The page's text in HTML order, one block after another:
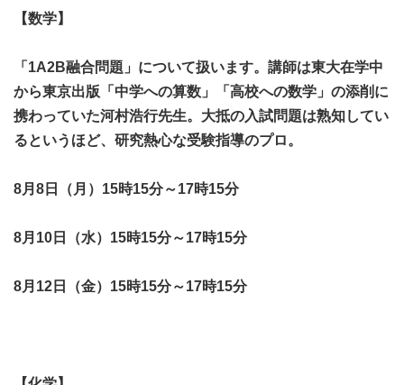
【数学】
「1A2B融合問題」について扱います。講師は東大在学中
から東京出版「中学への算数」「高校への数学」の添削に
携わっていた河村浩行先生。大抵の入試問題は熟知してい
るというほど、研究熱心な受験指導のプロ。
8月8日（月）15時15分～17時15分
8月10日（水）15時15分～17時15分
8月12日（金）15時15分～17時15分